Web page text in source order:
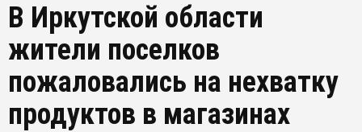
В Иркутской области
жители поселков
пожаловались на нехватку
продуктов в магазинах